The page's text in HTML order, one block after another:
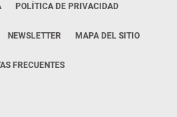
POLÍTICA DE PRIVACIDAD
NEWSLETTER MAPA DEL SITIO
FRECUENTES